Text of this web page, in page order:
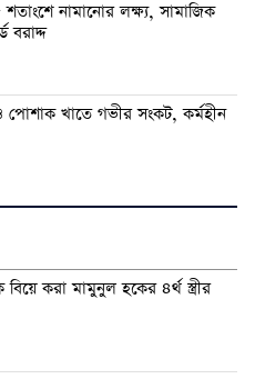
নামানোর লক্ষ্য, সামাজিক
বরাদ্দ
পোশাক খাতে গভীর সংকট, কর্মহীন
করা মামুনুল হ‌কের ৪র্থ স্ত্রীর